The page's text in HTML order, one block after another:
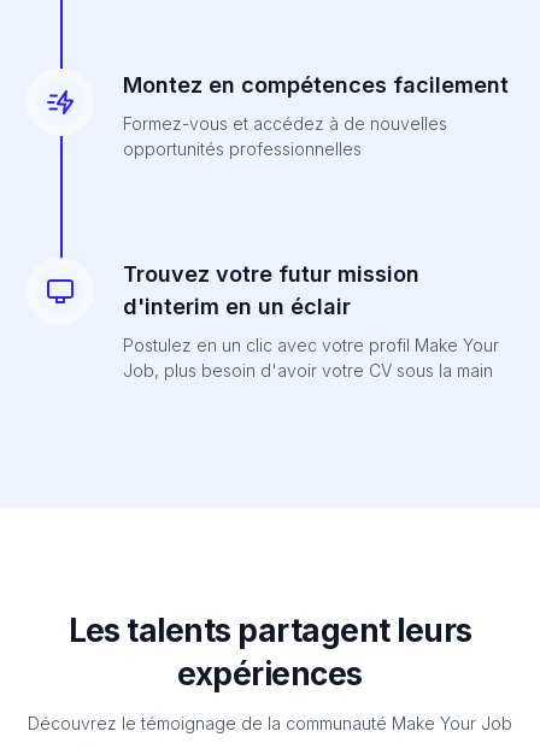
Montez en compétences facilement
Formez-vous et accédez à de nouvelles
opportunités professionnelles
Trouvez votre futur mission
d'interim en un éclair
Postulez en un clic avec votre profil Make Your
Job, plus besoin d'avoir votre CV sous la main
Les talents partagent leurs
expériences
Découvrez le témoignage de la communauté Make Your Job